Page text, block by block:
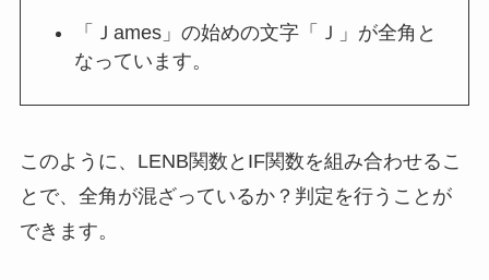
「Ｊames」の始めの文字「Ｊ」が全角と
なっています。
このように、LENB関数とIF関数を組み合わせるこ
とで、全角が混ざっているか？判定を行うことが
できます。